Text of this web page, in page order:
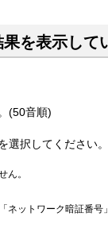
を表示して
(50音順)
選択してください。
ん。
ネットワーク暗証番